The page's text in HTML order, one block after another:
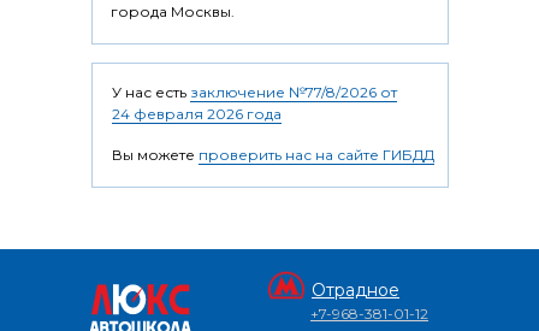
города Москвы.
У нас есть заключение №77/8/2026 от
24 февраля 2026 года
Вы можете проверить нас на сайте ГИБДД
Отрадное
+7-968-381-01-12